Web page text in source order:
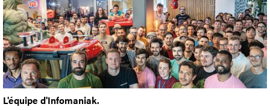
L'équipe d'Infomaniak.